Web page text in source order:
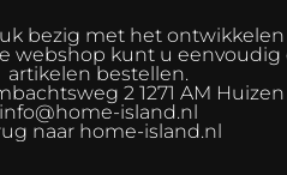
bezig met het
webshop kunt u eenvoudig
artikelen bestellen.
2 1271 AM
info@home-island.nl
naar home-island.nl